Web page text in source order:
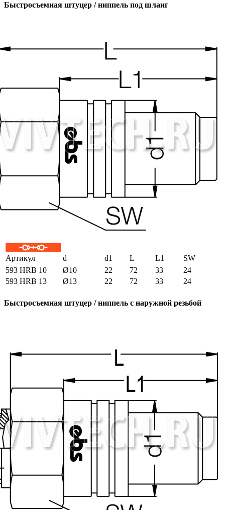
Быстросъемная штуцер / ниппель под шланг
Артикул d d1 L L1
SW
593 HRB 10
Ø10 22 72 33
24
593 HRB 13
Ø13 22 72 33 24
Быстросъемная штуцер / ниппель с наружной резьбой